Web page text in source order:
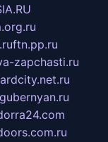
ftn.pp.ru
zapchasti.ru
gubernyan.ru